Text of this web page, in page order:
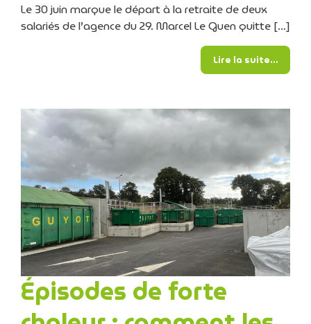
Le 30 juin marque le départ à la retraite de deux
salariés de l’agence du 29. Marcel Le Guen quitte […]
Lire la suite…from
Épisodes de forte